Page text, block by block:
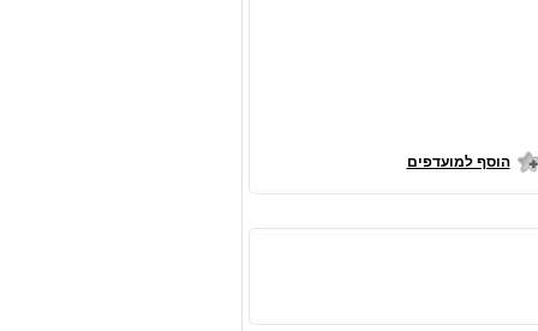
הוסף למועדפים